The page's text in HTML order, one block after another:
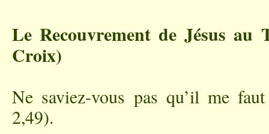
Le Recouvrement de Jésus au
Croix)
Ne saviez-vous pas qu’il me
2,49).